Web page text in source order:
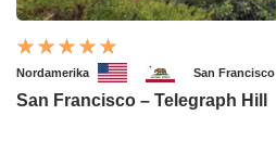
Nordamerika San Francisco
San Francisco – Telegraph Hill